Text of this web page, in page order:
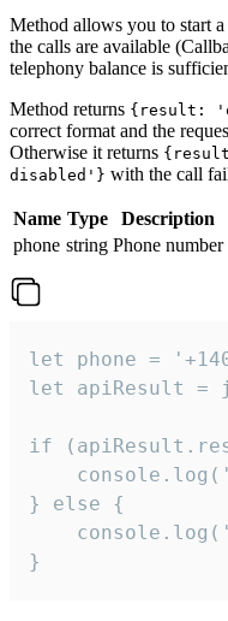
Method allows you to start
the calls are available
telephony balance is
Method returns {result:
correct format and the
Otherwise it returns
disabled'} with the call
Name Type
Description
phone string Phone number
let phone =
let apiResult =
if
} else {
}